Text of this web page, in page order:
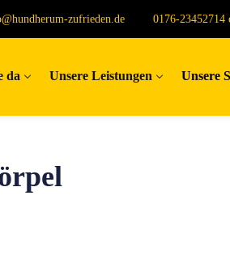
zufrieden.de 0176-23452714
da Unsere Leistungen Unsere